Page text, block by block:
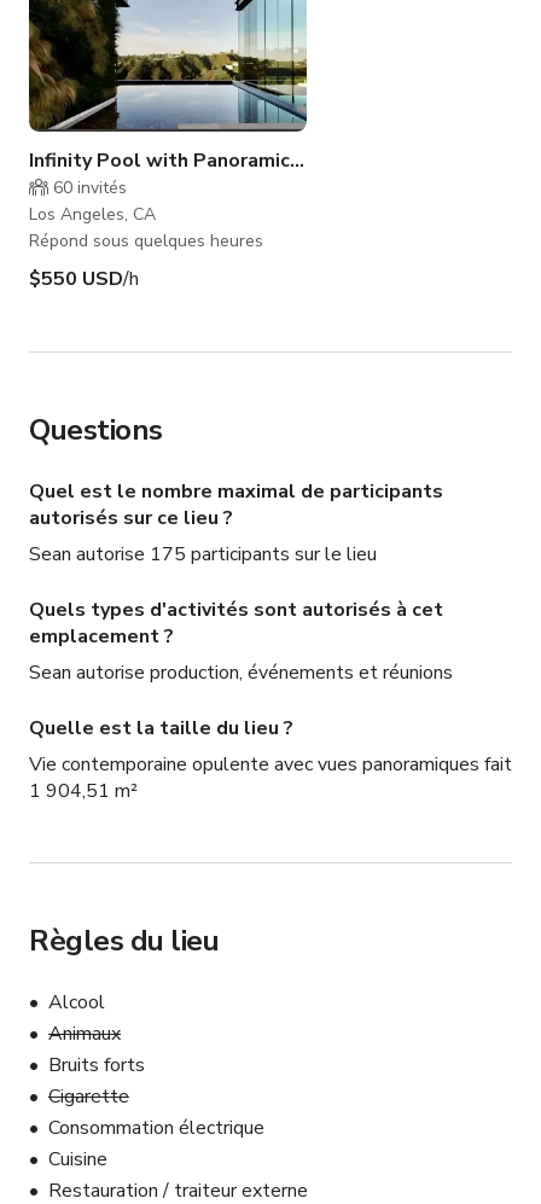
Infinity Pool with Panoramic Views
60 invités
Los Angeles, CA
Répond sous quelques heures
$550 USD/h
Questions
Quel est le nombre maximal de participants
autorisés sur ce lieu ?
Sean autorise 175 participants sur le lieu
Quels types d'activités sont autorisés à cet
emplacement ?
Sean autorise production, événements et réunions
Quelle est la taille du lieu ?
Vie contemporaine opulente avec vues panoramiques fait
1 904,51 m²
Règles du lieu
Alcool
Animaux
Bruits forts
Cigarette
Consommation électrique
Cuisine
Restauration / traiteur externe